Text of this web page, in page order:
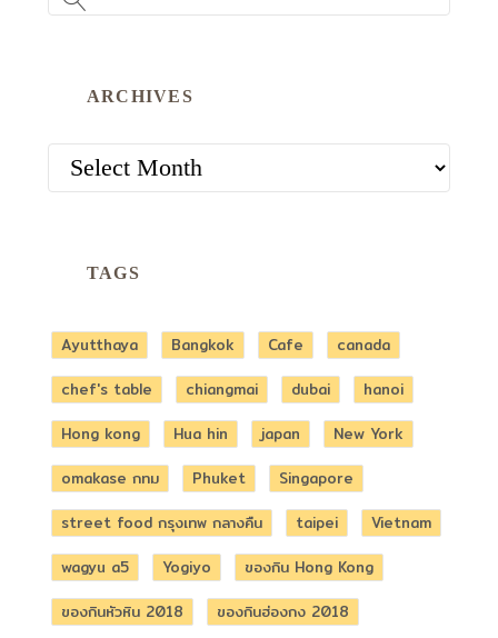
ARCHIVES
TAGS
Ayutthaya Bangkok Cafe
canada
chef's table
chiangmai dubai
hanoi
Hong kong
Hua hin japan
New York
omakase กทม
Phuket
Singapore
street food กรุงเทพ กลางคืน
taipei
Vietnam
wagyu a5
Yogiyo
ของกิน Hong Kong
ของกินหัวหิน 2018
ของกินฮ่องกง 2018